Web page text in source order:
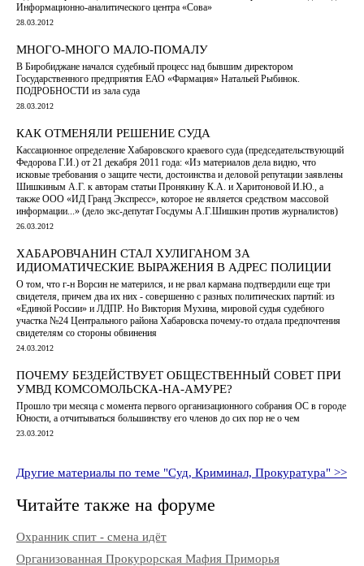
Информационно-аналитического центра «Сова»
28.03.2012
МНОГО-МНОГО МАЛО-ПОМАЛУ
В Биробиджане начался судебный процесс над бывшим директором
Государственного предприятия ЕАО «Фармация» Натальей Рыбинок.
ПОДРОБНОСТИ из зала суда
28.03.2012
КАК ОТМЕНЯЛИ РЕШЕНИЕ СУДА
Кассационное определение Хабаровского краевого суда (председательствующий
Федорова Г.И.) от 21 декабря 2011 года: «Из материалов дела видно, что
исковые требования о защите чести, достоинства и деловой репутации заявлены
Шишкиным А.Г. к авторам статьи Пронякину К.А. и Харитоновой И.Ю., а
также ООО «ИД Гранд Экспресс», которое не является средством массовой
информации...» (дело экс-депутат Госдумы А.Г.Шишкин против журналистов)
26.03.2012
ХАБАРОВЧАНИН СТАЛ ХУЛИГАНОМ ЗА
ИДИОМАТИЧЕСКИЕ ВЫРАЖЕНИЯ В АДРЕС ПОЛИЦИИ
О том, что г-н Ворсин не матерился, и не рвал кармана подтвердили еще три
свидетеля, причем два их них - совершенно с разных политических партий: из
«Единой России» и ЛДПР. Но Виктория Мухина, мировой судья судебного
участка №24 Центрального района Хабаровска почему-то отдала предпочтения
свидетелям со стороны обвинения
24.03.2012
ПОЧЕМУ БЕЗДЕЙСТВУЕТ ОБЩЕСТВЕННЫЙ СОВЕТ ПРИ
УМВД КОМСОМОЛЬСКА-НА-АМУРЕ?
Прошло три месяца с момента первого организационного собрания ОС в городе
Юности, а отчитываться большинству его членов до сих пор не о чем
23.03.2012
Другие материалы по теме "Суд, Криминал, Прокуратура" >>
Читайте также на форуме
Охранник спит - смена идёт
Организованная Прокурорская Мафия Приморья